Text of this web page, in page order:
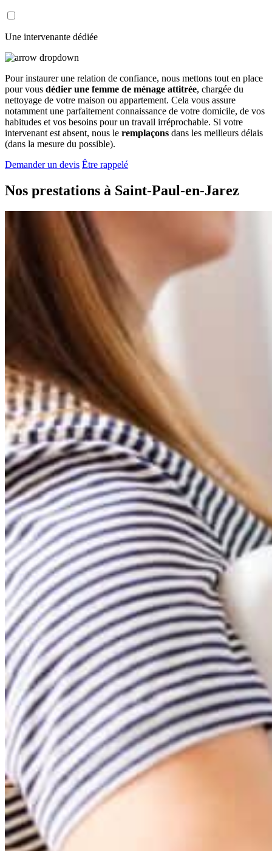
Une intervenante dédiée
Pour instaurer une relation de confiance, nous mettons tout en place
pour vous dédier une femme de ménage attitrée, chargée du
nettoyage de votre maison ou appartement. Cela vous assure
notamment une parfaitement connaissance de votre domicile, de vos
habitudes et vos besoins pour un travail irréprochable. Si votre
intervenant est absent, nous le remplaçons dans les meilleurs délais
(dans la mesure du possible).
Demander un devis Être rappelé
Nos prestations à Saint-Paul-en-Jarez